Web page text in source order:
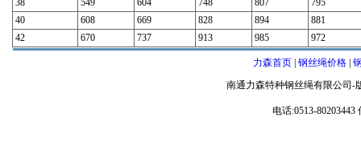
38
549 604 748 807
795
40
608 669 828 894
881
42
670 737 913 985 972
力森首页 钢丝绳价格
南通力森特种钢丝绳有限公司-
电话:0513-80203443